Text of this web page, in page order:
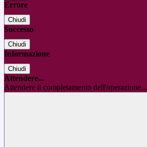
Errore
Chiudi
Successo
Chiudi
Informazione
Chiudi
Attendere...
Attendere il completamento dell'operazione...